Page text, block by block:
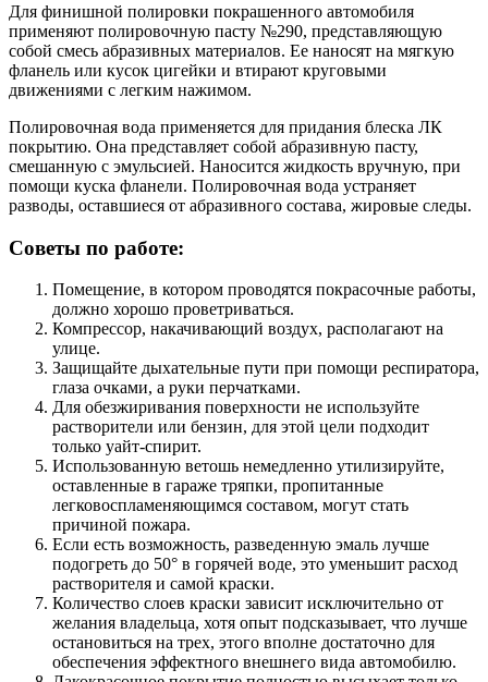
Для финишной полировки покрашенного автомобиля
применяют полировочную пасту №290, представляющую
собой смесь абразивных материалов. Ее наносят на мягкую
фланель или кусок цигейки и втирают круговыми
движениями с легким нажимом.
Полировочная вода применяется для придания блеска ЛК
покрытию. Она представляет собой абразивную пасту,
смешанную с эмульсией. Наносится жидкость вручную, при
помощи куска фланели. Полировочная вода устраняет
разводы, оставшиеся от абразивного состава, жировые следы.
Советы по работе:
Помещение, в котором проводятся покрасочные работы,
должно хорошо проветриваться.
Компрессор, накачивающий воздух, располагают на
улице.
Защищайте дыхательные пути при помощи респиратора,
глаза очками, а руки перчатками.
Для обезжиривания поверхности не используйте
растворители или бензин, для этой цели подходит
только уайт-спирит.
Использованную ветошь немедленно утилизируйте,
оставленные в гараже тряпки, пропитанные
легковоспламеняющимся составом, могут стать
причиной пожара.
Если есть возможность, разведенную эмаль лучше
подогреть до 50° в горячей воде, это уменьшит расход
растворителя и самой краски.
Количество слоев краски зависит исключительно от
желания владельца, хотя опыт подсказывает, что лучше
остановиться на трех, этого вполне достаточно для
обеспечения эффектного внешнего вида автомобилю.